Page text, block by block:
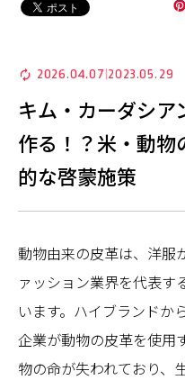
2026.04.07 2023.05.29
キム・カーダシア
作る！？米・動物
的な啓蒙施策
動物由来の皮革は、洋服
ァッション業界を代表す
います。ハイブランドか
企業が動物の皮革を使用
物の命が失われており、